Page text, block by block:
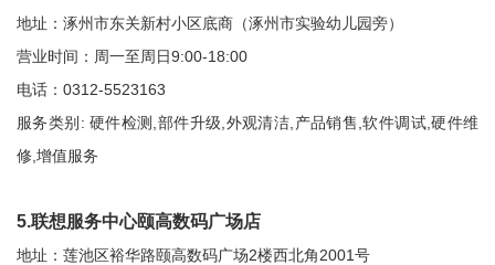
地址：涿州市东关新村小区底商（涿州市实验幼儿园旁）
营业时间：周一至周日9:00-18:00
电话：0312-5523163
服务类别: 硬件检测,部件升级,外观清洁,产品销售,软件调试,硬件维
修,增值服务
5.联想服务中心颐高数码广场店
地址：莲池区裕华路颐高数码广场2楼西北角2001号